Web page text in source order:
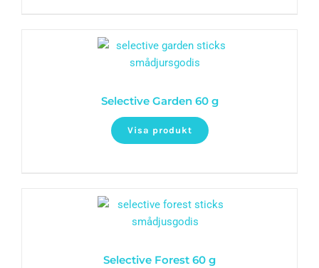
Selective Garden 60 g
Visa produkt
Selective Forest 60 g